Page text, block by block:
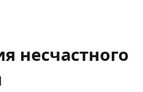
несчастного